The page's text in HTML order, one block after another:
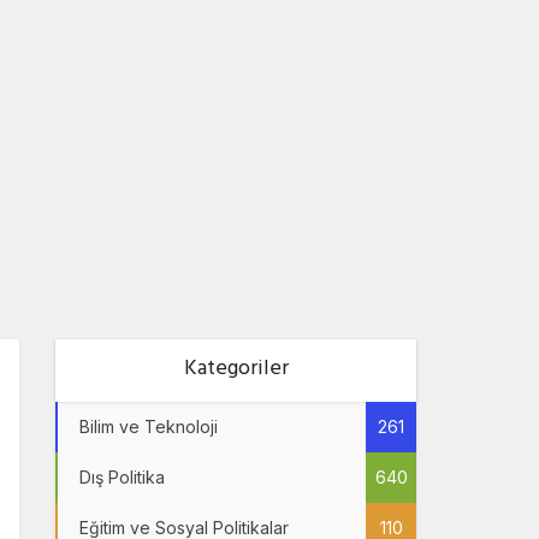
Kategoriler
Bilim ve Teknoloji 261
Dış Politika 640
Eğitim ve Sosyal Politikalar 110